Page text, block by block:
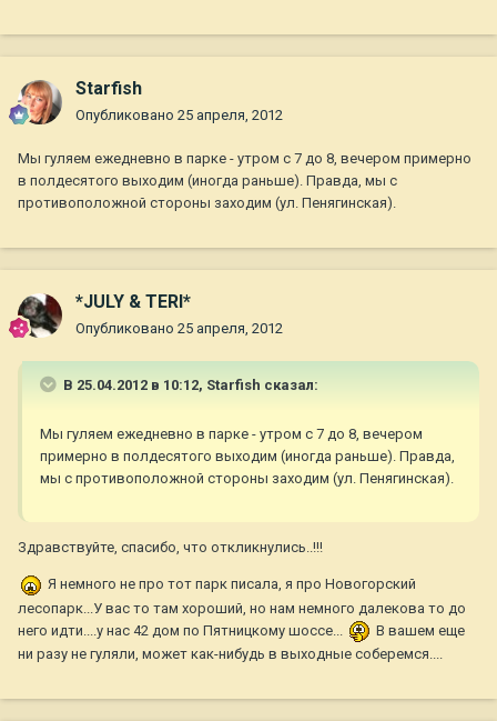
Starfish
Опубликовано 25 апреля, 2012
Мы гуляем ежедневно в парке - утром с 7 до 8, вечером примерно
в полдесятого выходим (иногда раньше). Правда, мы с
противоположной стороны заходим (ул. Пенягинская).
*JULY & TERI*
Опубликовано 25 апреля, 2012
В 25.04.2012 в 10:12, Starfish сказал:
Мы гуляем ежедневно в парке - утром с 7 до 8, вечером
примерно в полдесятого выходим (иногда раньше). Правда,
мы с противоположной стороны заходим (ул. Пенягинская).
Здравствуйте, спасибо, что откликнулись..!!!
Я немного не про тот парк писала, я про Новогорский
лесопарк...У вас то там хороший, но нам немного далекова то до
него идти....у нас 42 дом по Пятницкому шоссе...
В вашем еще
ни разу не гуляли, может как-нибудь в выходные соберемся....